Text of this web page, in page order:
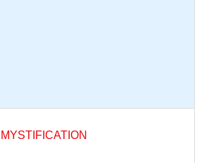
MYSTIFICATION